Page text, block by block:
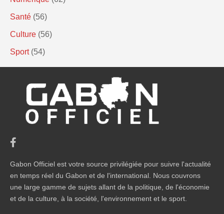
Santé (56)
Culture (56)
Sport (54)
Gabon Officiel est votre source privilégiée pour suivre l'actualité
en temps réel du Gabon et de l'international. Nous couvrons
une large gamme de sujets allant de la politique, de l'économie
et de la culture, à la société, l'environnement et le sport.